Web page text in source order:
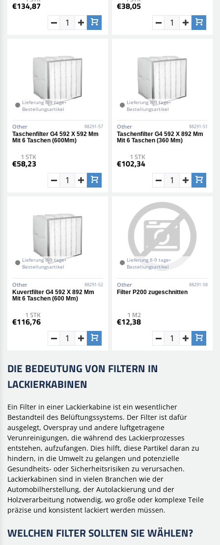
€134,87 €38,05
Lieferung 8-9 tage•
Bestellungsartikel
Other 88291-57
Taschenfilter G4 592 X 592 Mm
Mit 6 Taschen (600Mm)
1 STK
€58,23
Lieferung 8-9 tage•
Bestellungsartikel
Other 88291-51
Taschenfilter G4 592 X 892 Mm
Mit 6 Taschen (360 Mm)
1 STK
€102,34
Lieferung 8-9 tage•
Bestellungsartikel
Other 88291-52
Kuvertfilter G4 592 X 892 Mm
Mit 6 Taschen (600 Mm)
1 STK
€116,76
Lieferung 8-9 tage•
Bestellungsartikel
Other 88291-58
Filter P200 zugeschnitten
1 M2
€12,38
DIE BEDEUTUNG VON FILTERN IN
LACKIERKABINEN
Ein Filter in einer Lackierkabine ist ein wesentlicher
Bestandteil des Belüftungssystems. Der Filter ist dafür
ausgelegt, Overspray und andere luftgetragene
Verunreinigungen, die während des Lackierprozesses
entstehen, aufzufangen. Dies hilft, diese Partikel daran zu
hindern, in die Umwelt zu gelangen und potenzielle
Gesundheits- oder Sicherheitsrisiken zu verursachen.
Lackierkabinen sind in vielen Branchen wie der
Automobilherstellung, der Autolackierung und der
Holzverarbeitung notwendig, wo große oder komplexe Teile
präzise und konsistent lackiert werden müssen.
WELCHEN FILTER SOLLTEN SIE WÄHLEN?